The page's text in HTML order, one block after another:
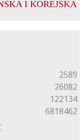
I KOREJSKA
2589
26082
122134
6818462